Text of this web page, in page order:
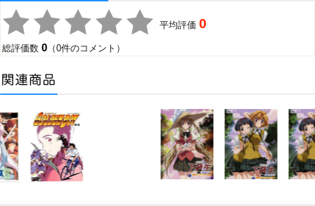
平均評価0
総評価数0 （0件のコメント）